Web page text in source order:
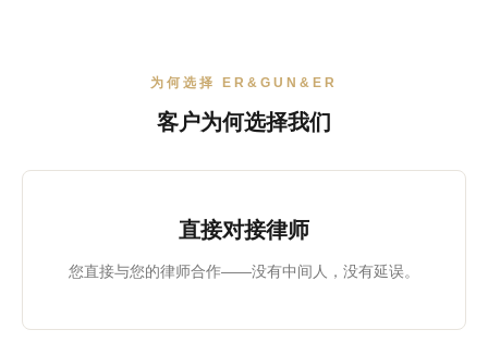
为何选择 ER&GUN&ER
客户为何选择我们
直接对接律师
您直接与您的律师合作——没有中间人，没有延误。